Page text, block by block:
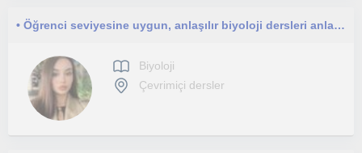
• Öğrenci seviyesine uygun, anlaşılır biyoloji dersleri anlatıyorum
Biyoloji
Çevrimiçi dersler